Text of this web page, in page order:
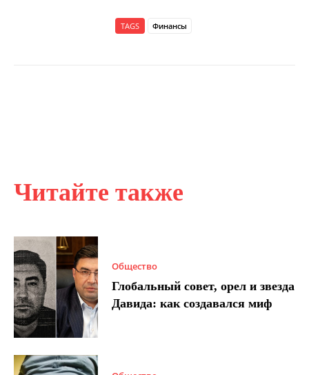
Читайте также
Общество
Глобальный совет, орел и звезда
Давида: как создавался миф
TAGS Финансы